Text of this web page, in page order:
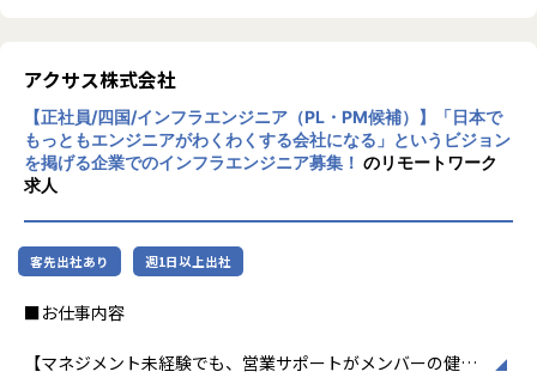
お客様とたくさんのエンジニアに支えられ、アクサスは設立
以来安定した経営を続けてきました。しかし、私たちが掲げ
る理念・ビジョンの実現に向けては更なる飛躍が必要であ
り、常に挑戦し続け、進化を求めています。私たち「アクサ
ス」が目指す「すごい！」は「社会を変革する原動力にな
る」こと。社会に変革を起こす企業や人から「重要なITプロ
ジェクトはまずアクサスに相談しよう」と選ばれるパートナ
ーになるために、新たな仲間をお迎えすることを決めまし
た。
【業務の変更の範囲】
くする気持ちを持って事業に取り組むことが
大切です。そこで社内環境、評価体制、研修
システム、福利厚生などを整え、エンジニア
が希望を描きながらクリエイティブな能力を
発揮できる組織でありたいと願い「日本でも
る」というビジョンを掲げました。
毎日のわくわく感が、やがて社会を動かす
社から、「すごい！」と評価される『コト』
アクサス株式会社
【正社員/四国/インフラエンジニア（PL・PM候補）】「日本で
もっともエンジニアがわくわくする会社になる」というビジョン
を掲げる企業でのインフラエンジニア募集！ のリモートワーク
求人
客先出社あり 週1日以上出社
■お仕事内容
【マネジメント未経験でも、営業サポートがメンバーの健康